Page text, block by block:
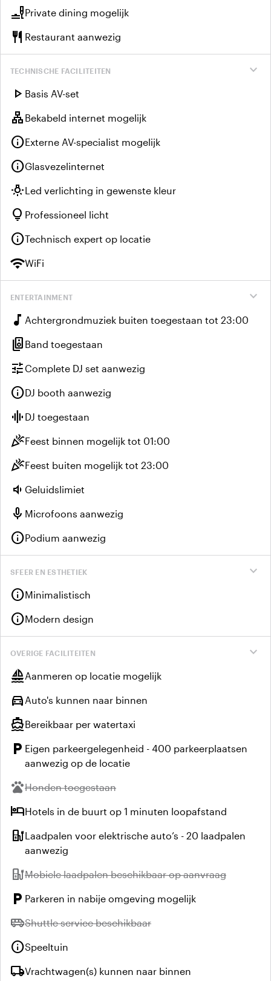
brunch_diningPrivate dining mogelijk
restaurant Restaurant aanwezig
expand_more
TECHNISCHE FACILITEITEN
play_arrow Basis AV-set
lan Bekabeld internet mogelijk
infoExterne AV-specialist mogelijk
infoGlasvezelinternet
wb_incandescentLed verlichting in gewenste kleur
lightbulb Professioneel licht
infoTechnisch expert op locatie
wifiWiFi
expand_more
ENTERTAINMENT
music_note Achtergrondmuziek buiten toegestaan tot 23:00
speaker_group Band toegestaan
tuneComplete DJ set aanwezig
infoDJ booth aanwezig
graphic_eq DJ toegestaan
celebrationFeest binnen mogelijk tot 01:00
celebrationFeest buiten mogelijk tot 23:00
volume_down Geluidslimiet
mic Microfoons aanwezig
infoPodium aanwezig
expand_more
SFEER EN ESTHETIEK
infoMinimalistisch
infoModern design
expand_more
OVERIGE FACILITEITEN
sailingAanmeren op locatie mogelijk
directions_car Auto's kunnen naar binnen
directions_boatBereikbaar per watertaxi
local_parking Eigen parkeergelegenheid - 400 parkeerplaatsen
aanwezig op de locatie
petsNiet beschikbaar:
Honden toegestaan
hotelHotels in de buurt op 1 minuten loopafstand
ev_stationLaadpalen voor elektrische auto’s - 20 laadpalen
aanwezig
ev_stationNiet beschikbaar:
Mobiele laadpalen beschikbaar op aanvraag
local_parking Parkeren in nabije omgeving mogelijk
airport_shuttleNiet beschikbaar:
Shuttle service beschikbaar
infoSpeeltuin
local_shippingVrachtwagen(s) kunnen naar binnen